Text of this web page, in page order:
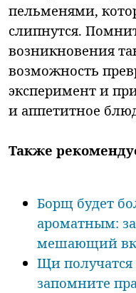
пельменями,
слипнутся.
возникновения
возможность
эксперимент и
и аппетитное
Также
Борщ будет
ароматным:
мешающий
Щи
запомните